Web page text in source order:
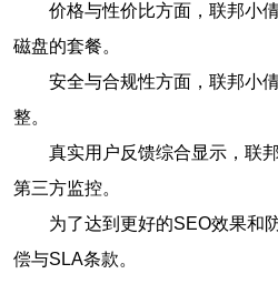
价格与性价比方面，联邦小
磁盘的套餐。
安全与合规性方面，联邦小
整。
真实用户反馈综合显示，联
第三方监控。
为了达到更好的SEO效果和
偿与SLA条款。